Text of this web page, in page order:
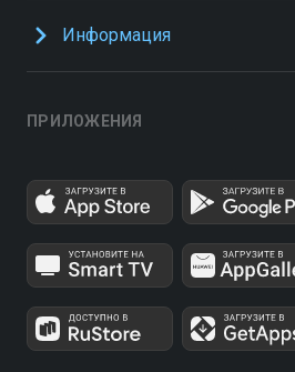
Информация
ПРИЛОЖЕНИЯ